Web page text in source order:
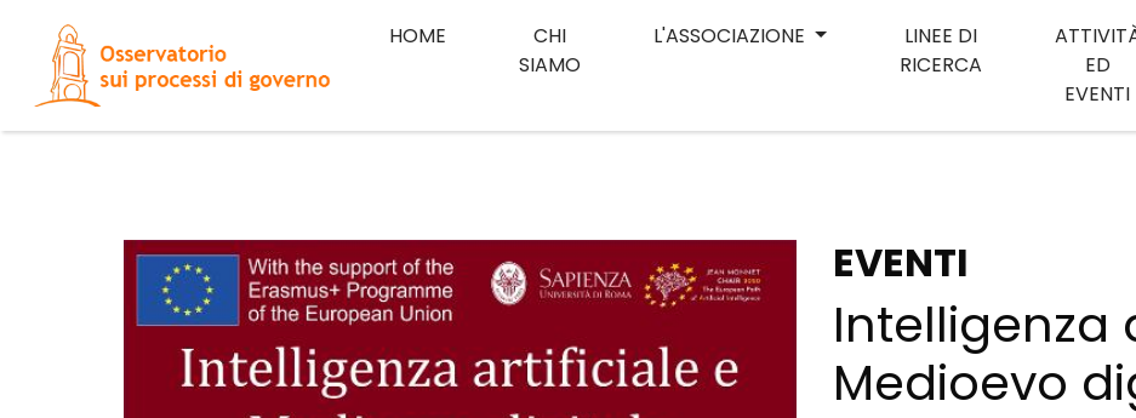
HOME
CHI
SIAMO
L'ASSOCIAZIONE
LINEE DI
RICERCA
ED
EVENTI
EVENTI
Intelligenza
Medioevo